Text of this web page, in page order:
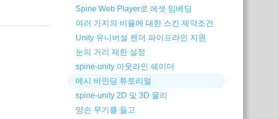
Spine Web Player로 에셋 임베딩
여러 가지의 비율에 대한 스킨 제약조건
Unity 유니버설 렌더 파이프라인 지원
눈의 거리 제한 설정
spine-unity 아웃라인 쉐이더
메시 바인딩 튜토리얼
spine-unity 2D 및 3D 물리
양손 무기를 들고